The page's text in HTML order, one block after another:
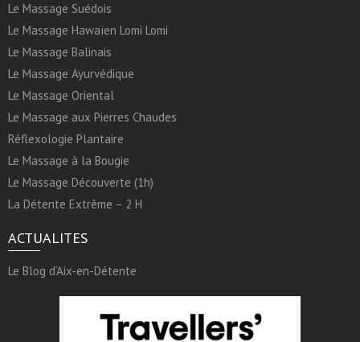
Le Massage Suédois
Le Massage Hawaïen Lomi Lomi
Le Massage Balinais
Le Massage Ayurvédique
Le Massage Oriental
Le Massage aux Pierres Chaudes
Réflexologie Plantaire
Le Massage à la Bougie
Le Massage Découverte (1h)
La Détente Extrême – 2 H
ACTUALITES
Le Blog d’Aix-en-Détente